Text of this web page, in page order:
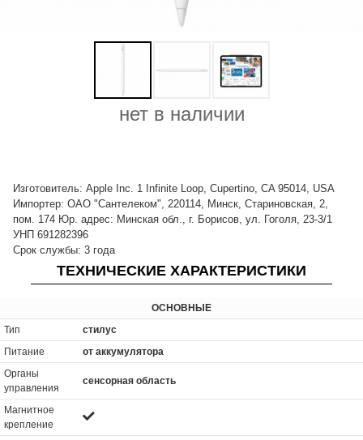
нет в наличии
Изготовитель: Apple Inc. 1 Infinite Loop, Cupertino, CA 95014, USA
Импортер: ОАО "Сантелеком", 220114, Минск, Стариновская, 2,
пом. 174 Юр. адрес: Минская обл., г. Борисов, ул. Гоголя, 23-3/1
УНП 691282396
Срок службы: 3 года
ТЕХНИЧЕСКИЕ ХАРАКТЕРИСТИКИ
ОСНОВНЫЕ
Тип
стилус
Питание
от аккумулятора
Органы
управления
сенсорная область
Магнитное
крепление